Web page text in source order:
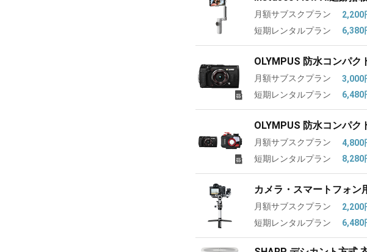
月額サブスクプラン 2,200
短期レンタルプラン
6,380
OLYMPUS 防水コンパク
月額サブスクプラン 3,000
短期レンタルプラン
6,480
OLYMPUS 防水コンパ
月額サブスクプラン 4,800
短期レンタルプラン
8,280
カメラ・スマートフォ
月額サブスクプラン 2,200
短期レンタルプラン
6,480